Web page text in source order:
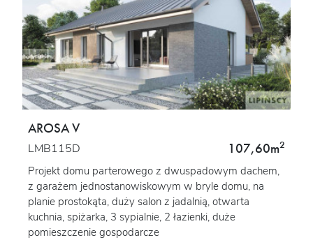
AROSA V
LMB115D 107,60m2
Projekt domu parterowego z dwuspadowym dachem,
z garażem jednostanowiskowym w bryle domu, na
planie prostokąta, duży salon z jadalnią, otwarta
kuchnia, spiżarka, 3 sypialnie, 2 łazienki, duże
pomieszczenie gospodarcze